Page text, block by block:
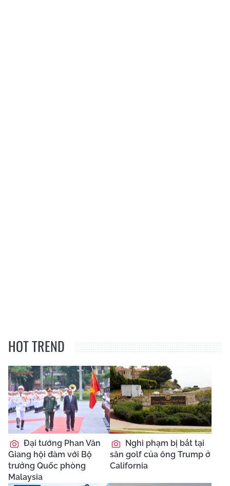
HOT TREND
Đại tướng Phan Văn
Giang hội đàm với Bộ
trưởng Quốc phòng
Malaysia
Nghi phạm bị bắt tại
sân golf của ông Trump ở
California